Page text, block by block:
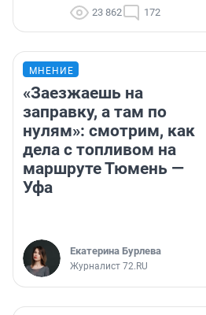
23 862 172
МНЕНИЕ
«Заезжаешь на
заправку, а там по
нулям»: смотрим, как
дела с топливом на
маршруте Тюмень —
Уфа
Екатерина Бурлева
Журналист 72.RU